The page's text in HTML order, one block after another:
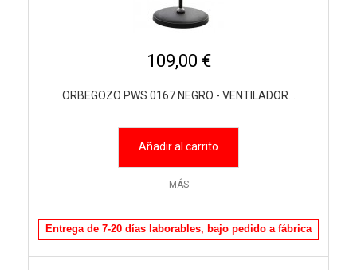
109,00 €
ORBEGOZO PWS 0167 NEGRO - VENTILADOR...
Añadir al carrito
MÁS
Entrega de 7-20 días laborables, bajo pedido a fábrica